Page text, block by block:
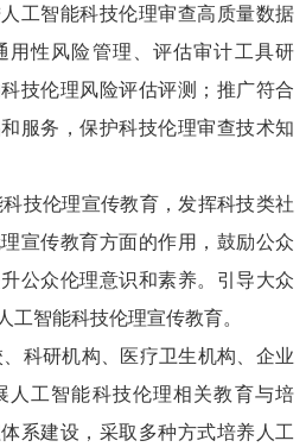
工智能科技伦理审查高质量数据
用性风险管理、评估审计工具研
技伦理风险评估评测；推广符合
服务，保护科技伦理审查技术知
技伦理宣传教育，发挥科技类社
宣传教育方面的作用，鼓励公众
公众伦理意识和素养。引导大众
工智能科技伦理宣传教育。
科研机构、医疗卫生机构、企业
人工智能科技伦理相关教育与培
系建设，采取多种方式培养人工